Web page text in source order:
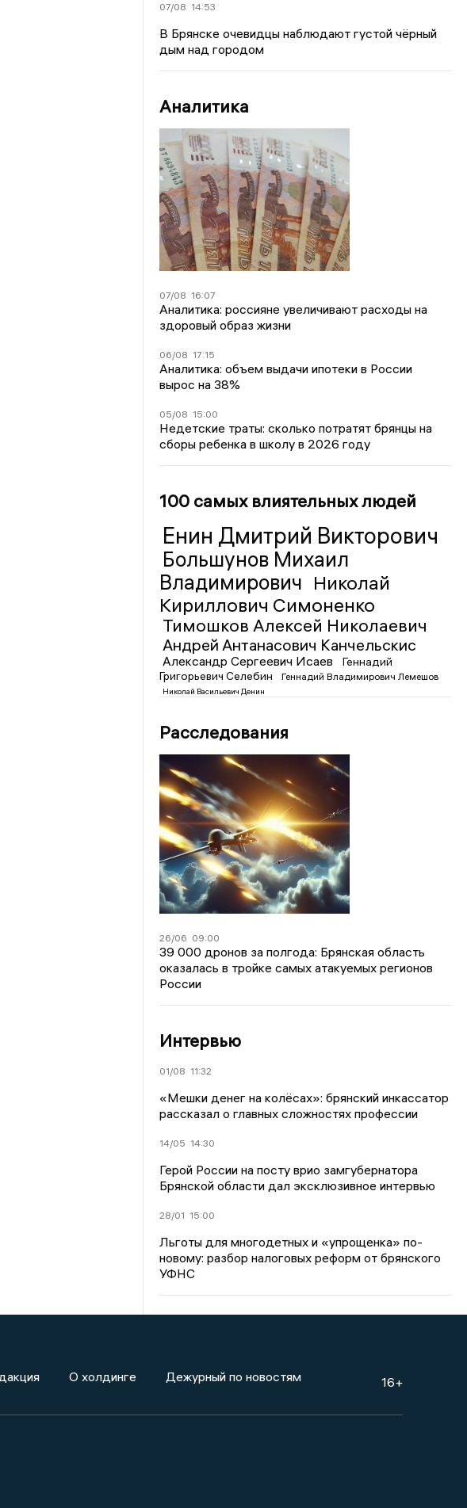
07/08 14:53
В Брянске очевидцы наблюдают густой чёрный
дым над городом
Аналитика
07/08 16:07
Аналитика: россияне увеличивают расходы на
здоровый образ жизни
06/08 17:15
Аналитика: объем выдачи ипотеки в России
вырос на 38%
05/08 15:00
Недетские траты: сколько потратят брянцы на
сборы ребенка в школу в 2026 году
100 самых влиятельных людей
Енин Дмитрий Викторович
Большунов Михаил
Владимирович Николай
Кириллович Симоненко
Тимошков Алексей Николаевич
Андрей Антанасович Канчельскис
Александр Сергеевич Исаев
Геннадий
Григорьевич Селебин
Геннадий Владимирович Лемешов
Николай Васильевич Денин
Расследования
26/06 09:00
39 000 дронов за полгода: Брянская область
оказалась в тройке самых атакуемых регионов
России
Интервью
01/08 11:32
«Мешки денег на колёсах»: брянский инкассатор
рассказал о главных сложностях профессии
14/05 14:30
Герой России на посту врио замгубернатора
Брянской области дал эксклюзивное интервью
28/01 15:00
Льготы для многодетных и «упрощенка» по-
новому: разбор налоговых реформ от брянского
УФНС
О холдинге Дежурный по новостям 16+